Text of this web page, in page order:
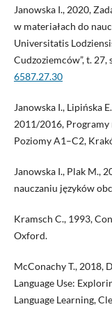
Janowska I., 2020,
w materiałach do
Universitatis
Cudzoziemców”, t. 27,
6587.27.30
Janowska I., Lipińska
2011/2016, Programy
Poziomy A1–C2,
Janowska I., Plak M.,
nauczaniu języków
Kramsch C., 1993,
Oxford.
McConachy T., 2018,
Language Use:
Language Learning,